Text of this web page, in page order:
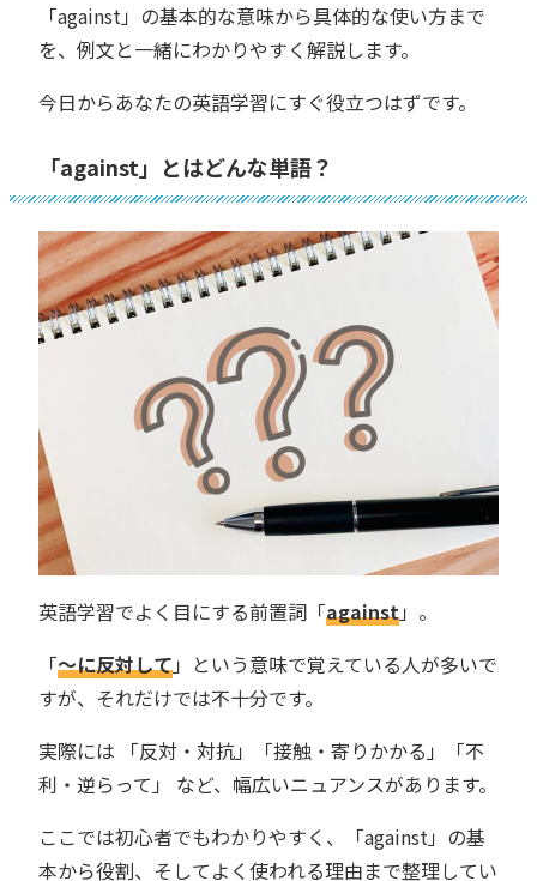
「against」の基本的な意味から具体的な使い方まで
を、例文と一緒にわかりやすく解説します。
今日からあなたの英語学習にすぐ役立つはずです。
「against」とはどんな単語？
英語学習でよく目にする前置詞「against」。
「〜に反対して」という意味で覚えている人が多いで
すが、それだけでは不十分です。
実際には 「反対・対抗」「接触・寄りかかる」「不
利・逆らって」 など、幅広いニュアンスがあります。
ここでは初心者でもわかりやすく、「against」の基
本から役割、そしてよく使われる理由まで整理してい